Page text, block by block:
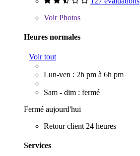
VoirPhotos
Heures normales
Voir tout
Lun-ven : 2h pm à 6h pm
Sam - dim : fermé
Fermé aujourd'hui
Retour client 24 heures
Services